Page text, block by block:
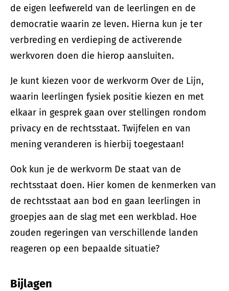
de eigen leefwereld van de leerlingen en de
democratie waarin ze leven. Hierna kun je ter
verbreding en verdieping de activerende
werkvoren doen die hierop aansluiten.
Je kunt kiezen voor de werkvorm Over de Lijn,
waarin leerlingen fysiek positie kiezen en met
elkaar in gesprek gaan over stellingen rondom
privacy en de rechtsstaat. Twijfelen en van
mening veranderen is hierbij toegestaan!
Ook kun je de werkvorm De staat van de
rechtsstaat doen. Hier komen de kenmerken van
de rechtsstaat aan bod en gaan leerlingen in
groepjes aan de slag met een werkblad. Hoe
zouden regeringen van verschillende landen
reageren op een bepaalde situatie?
Bijlagen